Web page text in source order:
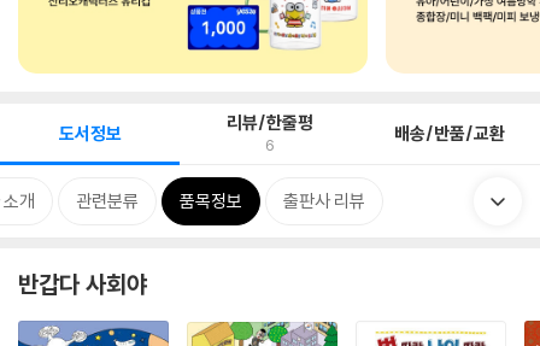
도서정보 리뷰/한줄평
6 배송/반품/교환
개 관련분류 품목정보 출판사 리뷰
반갑다 사회야